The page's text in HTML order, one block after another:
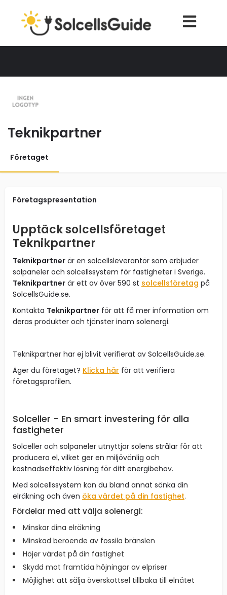
Teknikpartner
Företaget
Företagspresentation
Upptäck solcellsföretaget
Teknikpartner
Teknikpartner är en solcellsleverantör som erbjuder
solpaneler och solcellssystem för fastigheter i Sverige.
Teknikpartner är ett av över 590 st solcellsföretag på
SolcellsGuide.se.
Kontakta Teknikpartner för att få mer information om
deras produkter och tjänster inom solenergi.
Teknikpartner har ej blivit verifierat av SolcellsGuide.se.
Äger du företaget? Klicka här för att verifiera
företagsprofilen.
Solceller - En smart investering för alla
fastigheter
Solceller och solpaneler utnyttjar solens strålar för att
producera el, vilket ger en miljövänlig och
kostnadseffektiv lösning för ditt energibehov.
Med solcellssystem kan du bland annat sänka din
elräkning och även öka värdet på din fastighet.
Fördelar med att välja solenergi:
Minskar dina elräkning
Minskad beroende av fossila bränslen
Höjer värdet på din fastighet
Skydd mot framtida höjningar av elpriser
Möjlighet att sälja överskottsel tillbaka till elnätet